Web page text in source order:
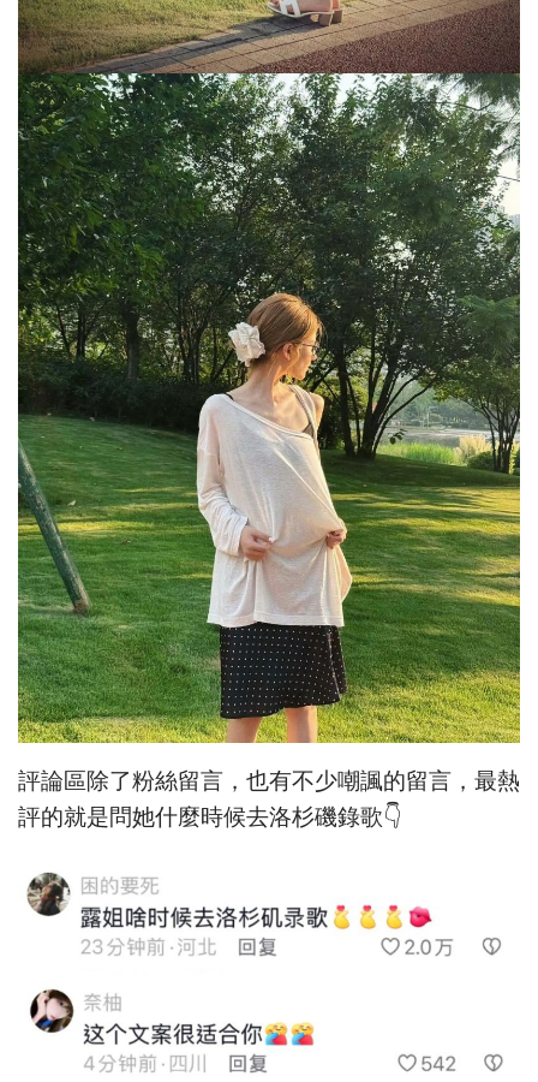
評論區除了粉絲留言，也有不少嘲諷的留言，最熱
評的就是問她什麼時候去洛杉磯錄歌👇